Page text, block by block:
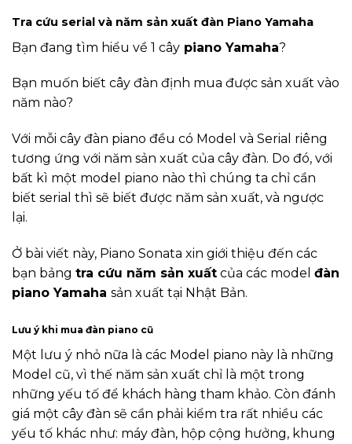
Tra cứu serial và năm sản xuất đàn Piano Yamaha
Bạn đang tìm hiểu về 1 cây piano Yamaha?
Bạn muốn biết cây đàn định mua được sản xuất vào
năm nào?
Với mỗi cây đàn piano đều có Model và Serial riêng
tương ứng với năm sản xuất của cây đàn. Do đó, với
bất kì một model piano nào thì chúng ta chỉ cần
biết serial thì sẽ biết được năm sản xuất, và ngược
lại.
Ở bài viết này, Piano Sonata xin giới thiệu đến các
bạn bảng tra cứu năm sản xuất của các model đàn
piano Yamaha sản xuất tại Nhật Bản.
Lưu ý khi mua đàn piano cũ
Một lưu ý nhỏ nữa là các Model piano này là những
Model cũ, vì thế năm sản xuất chỉ là một trong
những yếu tố để khách hàng tham khảo. Còn đánh
giá một cây đàn sẽ cần phải kiểm tra rất nhiều các
yếu tố khác như: máy đàn, hộp cộng hưởng, khung